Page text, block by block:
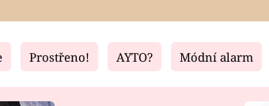
Fresh Living
Prostřeno! AYTO? Módní alarm